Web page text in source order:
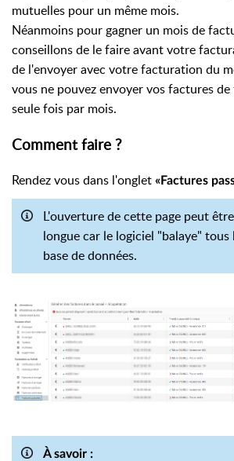
mutuelles pour un même mois.
Néanmoins pour gagner un mois de
conseillons de le faire avant votre
de l'envoyer avec votre facturation du
vous ne pouvez envoyer vos factures
seule fois par mois.
Comment faire ?
Rendez vous dans l'onglet «Factures
L'ouverture de cette page peut
longue car le logiciel "balaye" tous
base de données.
À savoir :